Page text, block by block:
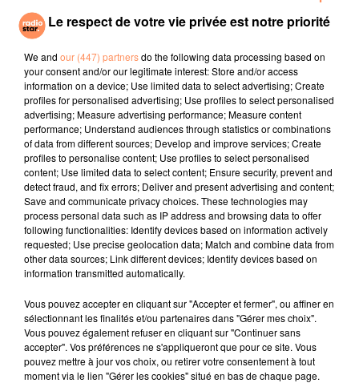
RéNass, le réseau national de surveillance sismique.
fil actus
4 juillet 2022
Radio Star Live avec Dadju
27 juin 2022
Marseille : une application pour mettre en
relation extras et...
27 juin 2022
Le cocholed pour jouer à la pétanque
jusqu'au bout de la nuit !
10 mai 2022
Toulon : des quais électrifiés pour 2023 !
10 mai 2022
Cassis organise sa traditionnelle "Fête du vin"
10 mai 2022
Marseille : appel à témoins pour retrouver
Le respect de votre vie privée est notre priorité
We and our (447) partnersdo the following data processing based on
your consent and/or our legitimate interest: Store and/or access
information on a device; Use limited data to select advertising; Create
profiles for personalised advertising; Use profiles to select personalised
advertising; Measure advertising performance; Measure content
performance; Understand audiences through statistics or combinations
of data from different sources; Develop and improve services; Create
profiles to personalise content; Use profiles to select personalised
content; Use limited data to select content; Ensure security, prevent and
detect fraud, and fix errors; Deliver and present advertising and content;
Save and communicate privacy choices. These technologies may
process personal data such as IP address and browsing data to offer
following functionalities: Identify devices based on information actively
requested; Use precise geolocation data; Match and combine data from
other data sources; Link different devices; Identify devices based on
information transmitted automatically.
Vous pouvez accepter en cliquant sur "Accepter et fermer", ou affiner en
sélectionnant les finalités et/ou partenaires dans "Gérer mes choix".
Vous pouvez également refuser en cliquant sur "Continuer sans
accepter". Vos préférences ne s'appliqueront que pour ce site. Vous
pouvez mettre à jour vos choix, ou retirer votre consentement à tout
moment via le lien "Gérer les cookies" situé en bas de chaque page.